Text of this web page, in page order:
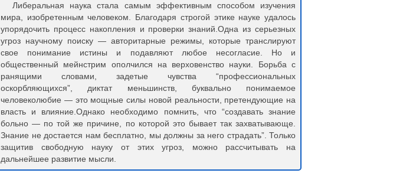
Либеральная наука стала самым эффективным способом изучения
мира, изобретенным человеком. Благодаря строгой этике науке удалось
упорядочить процесс накопления и проверки знаний.Одна из серьезных
угроз научному поиску — авторитарные режимы, которые транслируют
свое понимание истины и подавляют любое несогласие. Но и
общественный мейнстрим ополчился на верховенство науки. Борьба с
ранящими словами, задетые чувства “профессиональных
оскорбляющихся”, диктат меньшинств, буквально понимаемое
человеколюбие — это мощные силы новой реальности, претендующие на
власть и влияние.Однако необходимо помнить, что “создавать знание
больно — по той же причине, по которой это бывает так захватывающе.
Знание не достается нам бесплатно, мы должны за него страдать”. Только
защитив свободную науку от этих угроз, можно рассчитывать на
дальнейшее развитие мысли.